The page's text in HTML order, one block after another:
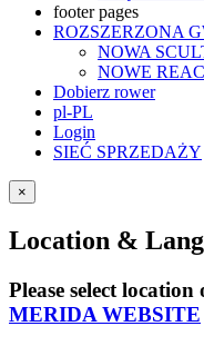
footer pages
ROZSZERZONA
NOWA
NOWE
Dobierz rower
pl-PL
Login
SIEĆ SPRZEDAŻY
×
Location &
Please select
MERIDA WEBSITE